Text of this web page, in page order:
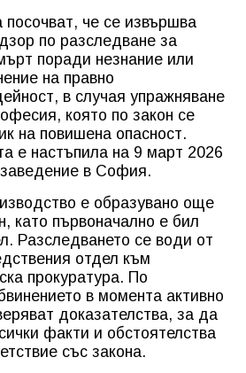
посочват, че се извършва
по разследване за
поради незнание или
на правно
в случая упражняване
която по закон се
на повишена опасност.
е настъпила на 9 март 2026
в София.
е образувано още
като първоначално е бил
Разследването се води от
отдел към
прокуратура. По
в момента активно
доказателства, за да
факти и обстоятелства
със закона.